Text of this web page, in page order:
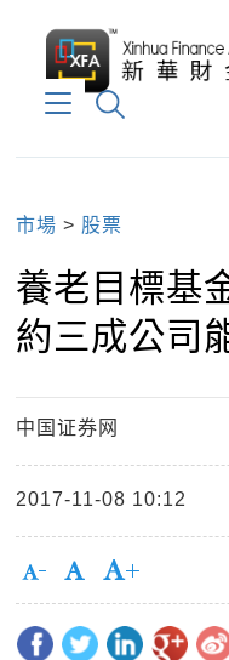
市場 > 股票
養老目標基
約三成公司
中国证券网
2017-11-08 10:12